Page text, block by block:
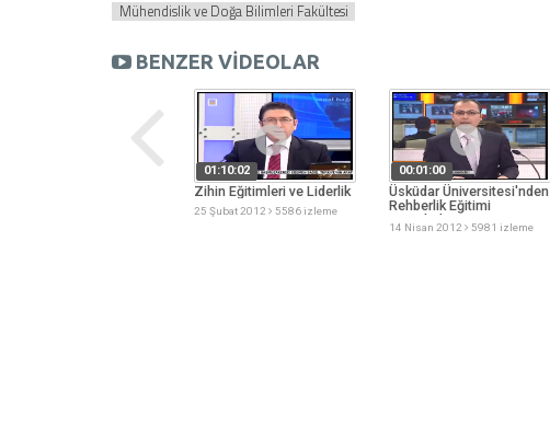
Mühendislik ve Doğa Bilimleri Fakültesi
BENZER VİDEOLAR
01:10:02
Zihin Eğitimleri ve Liderlik
25 Şubat 2012 5586 izleme
00:01:00
Üsküdar Üniversitesi'nden
Rehberlik Eğitimi
Protokolü
14 Nisan 2012 5981 izleme